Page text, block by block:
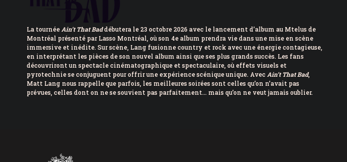
La tournée Ain’t That Baddébutera le 23 octobre 2026 avec le lancement d’album au Mtelus de
Montréal présenté par Lasso Montréal, où son 4e album prendra vie dans une mise en scène
immersive et inédite. Sur scène, Lang fusionne country et rock avec une énergie contagieuse,
en interprétant les pièces de son nouvel album ainsi que ses plus grands succès. Les fans
découvriront un spectacle cinématographique et spectaculaire, où effets visuels et
pyrotechnie se conjuguent pour offrir une expérience scénique unique. Avec Ain’t That Bad,
Matt Lang nous rappelle que parfois, les meilleures soirées sont celles qu’on n’avait pas
prévues, celles dont on ne se souvient pas parfaitement… mais qu’on ne veut jamais oublier.